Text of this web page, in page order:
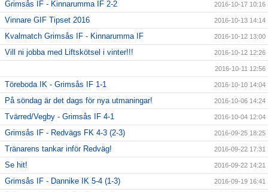
Grimsås IF - Kinnarumma IF 2-2 2016-10-17 10:16
Vinnare GIF Tipset 2016 2016-10-13 14:14
Kvalmatch Grimsås IF - Kinnarumma IF 2016-10-12 13:00
Vill ni jobba med Liftskötsel i vinter!!! 2016-10-12 12:26
2016-10-11 12:56
Töreboda IK - Grimsås IF 1-1 2016-10-10 14:04
På söndag är det dags för nya utmaningar! 2016-10-06 14:24
Tvärred/Vegby - Grimsås IF 4-1 2016-10-04 12:04
Grimsås IF - Redvägs FK 4-3 (2-3) 2016-09-25 18:25
Tränarens tankar inför Redväg! 2016-09-22 17:31
Se hit! 2016-09-22 14:21
Grimsås IF - Dannike IK 5-4 (1-3) 2016-09-19 16:41